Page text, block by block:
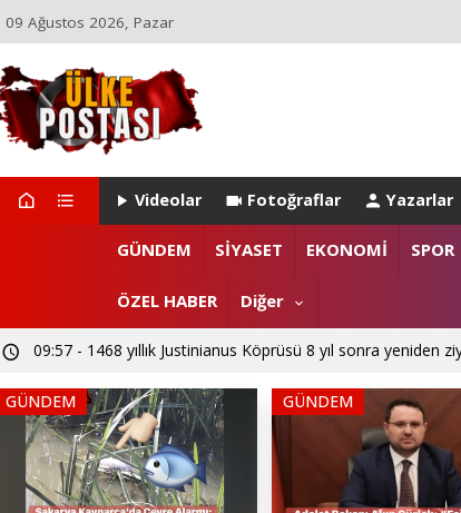
09 Ağustos 2026, Pazar
Videolar Fotoğraflar Yazarlar
GÜNDEM SİYASET EKONOMİ SPOR
ÖZEL HABER Diğer
09:57 - 1468 yıllık Justinianus Köprüsü 8 yıl sonra yeniden
GÜNDEM GÜNDEM